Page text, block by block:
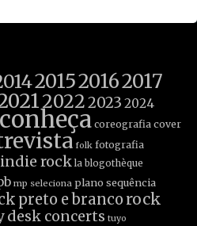
201520162017
20222023 2024
conheça coreografia cover
folk fotografia
indie rock la blogothèque
mp seleciona plano sequência
preto e branco rock
desk concerts tuyo